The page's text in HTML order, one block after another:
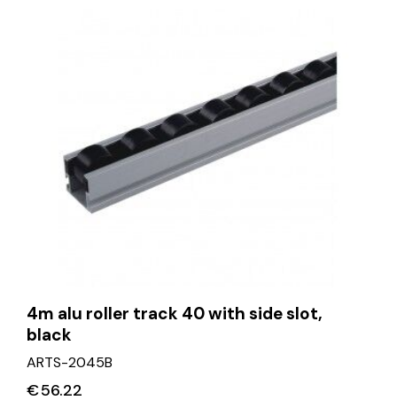
4m alu roller track 40 with side slot,
black
ARTS-2045B
€56.22